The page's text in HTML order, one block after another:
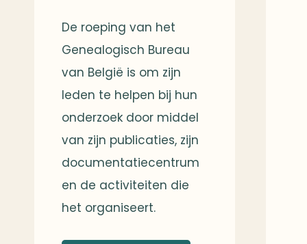
De roeping van het
Genealogisch Bureau
van België is om zijn
leden te helpen bij hun
onderzoek door middel
van zijn publicaties, zijn
documentatiecentrum
en de activiteiten die
het organiseert.